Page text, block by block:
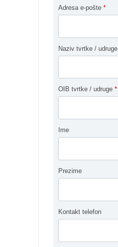
Adresa e-pošte *
Naziv tvrtke / udruge
OIB tvrtke / udruge *
Ime
Prezime
Kontakt telefon